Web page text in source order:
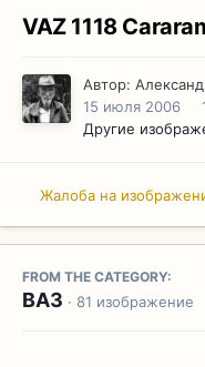
VAZ 1118
Автор:
15 июля 2006
Другие
Жалоба на
FROM THE CATEGORY:
ВАЗ · 81 изображение